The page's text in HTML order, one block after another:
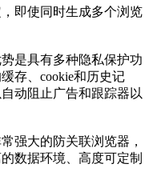
即使同时生成多个浏览
是具有多种隐私保护功
存、cookie和历史记
动阻止广告和跟踪器以
大的防关联浏览器，
数据环境、高度可定制